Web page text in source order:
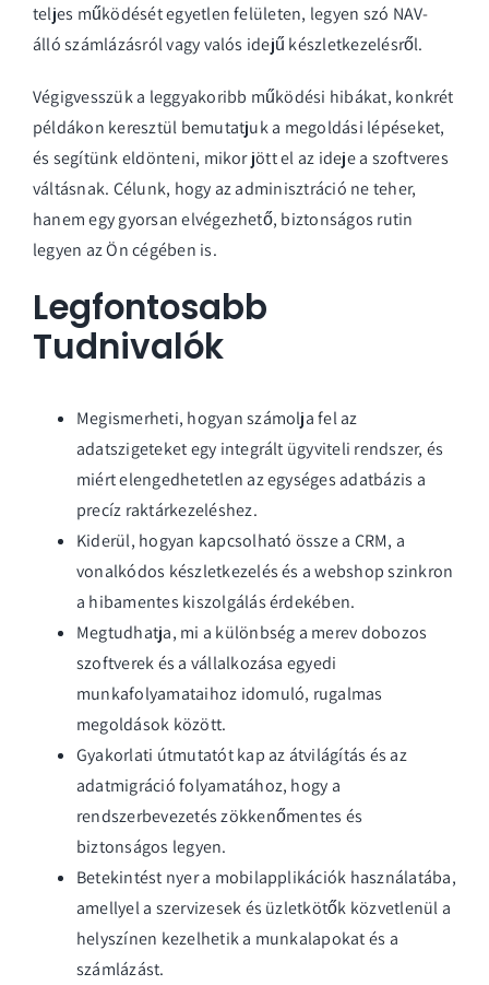
teljes működését egyetlen felületen, legyen szó NAV-
álló számlázásról vagy valós idejű készletkezelésről.
Végigvesszük a leggyakoribb működési hibákat, konkrét
példákon keresztül bemutatjuk a megoldási lépéseket,
és segítünk eldönteni, mikor jött el az ideje a szoftveres
váltásnak. Célunk, hogy az adminisztráció ne teher,
hanem egy gyorsan elvégezhető, biztonságos rutin
legyen az Ön cégében is.
Legfontosabb
Tudnivalók
Megismerheti, hogyan számolja fel az
adatszigeteket egy integrált ügyviteli rendszer, és
miért elengedhetetlen az egységes adatbázis a
precíz raktárkezeléshez.
Kiderül, hogyan kapcsolható össze a CRM, a
vonalkódos készletkezelés és a webshop szinkron
a hibamentes kiszolgálás érdekében.
Megtudhatja, mi a különbség a merev dobozos
szoftverek és a vállalkozása egyedi
munkafolyamataihoz idomuló, rugalmas
megoldások között.
Gyakorlati útmutatót kap az átvilágítás és az
adatmigráció folyamatához, hogy a
rendszerbevezetés zökkenőmentes és
biztonságos legyen.
Betekintést nyer a mobilapplikációk használatába,
amellyel a szervizesek és üzletkötők közvetlenül a
helyszínen kezelhetik a munkalapokat és a
számlázást.